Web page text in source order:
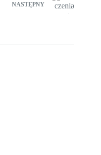
NASTĘPNY